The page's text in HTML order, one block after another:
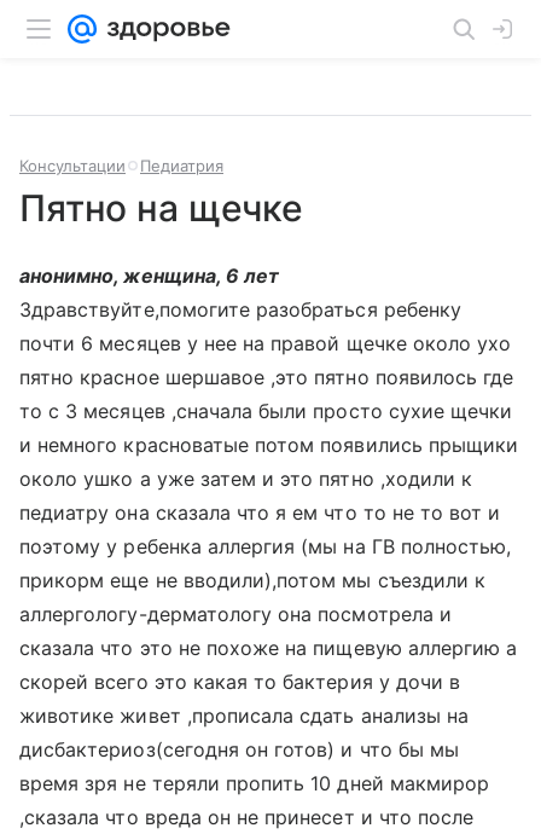
Консультации Педиатрия
Пятно на щечке
анонимно, женщина, 6 лет
Здравствуйте,помогите разобраться ребенку
почти 6 месяцев у нее на правой щечке около ухо
пятно красное шершавое ,это пятно появилось где
то с 3 месяцев ,сначала были просто сухие щечки
и немного красноватые потом появились прыщики
около ушко а уже затем и это пятно ,ходили к
педиатру она сказала что я ем что то не то вот и
поэтому у ребенка аллергия (мы на ГВ полностью,
прикорм еще не вводили),потом мы съездили к
аллергологу-дерматологу она посмотрела и
сказала что это не похоже на пищевую аллергию а
скорей всего это какая то бактерия у дочи в
животике живет ,прописала сдать анализы на
дисбактериоз(сегодня он готов) и что бы мы
время зря не теряли пропить 10 дней макмирор
,сказала что вреда он не принесет и что после